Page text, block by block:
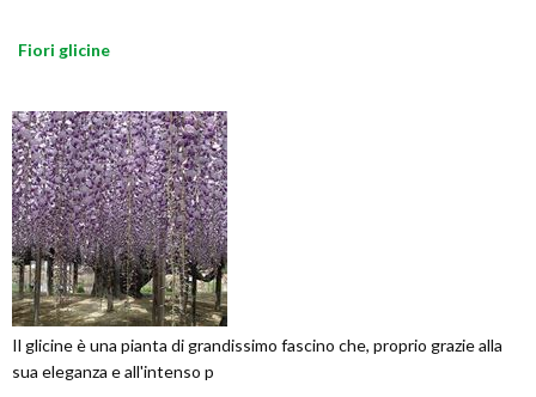
Fiori glicine
Il glicine è una pianta di grandissimo fascino che, proprio grazie alla
sua eleganza e all'intenso p